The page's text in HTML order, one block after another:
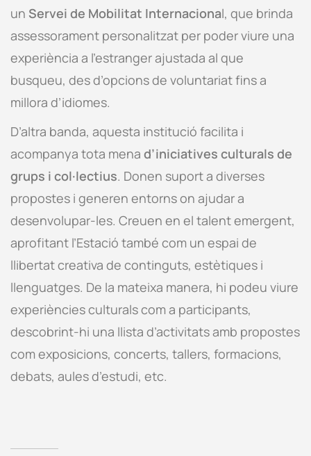
un Servei de Mobilitat Internacional, que brinda
assessorament personalitzat per poder viure una
experiència a l’estranger ajustada al que
busqueu, des d’opcions de voluntariat fins a
millora d’idiomes.
D’altra banda, aquesta institució facilita i
acompanya tota mena d’iniciatives culturals de
grups i col·lectius. Donen suport a diverses
propostes i generen entorns on ajudar a
desenvolupar-les. Creuen en el talent emergent,
aprofitant l’Estació també com un espai de
llibertat creativa de continguts, estètiques i
llenguatges. De la mateixa manera, hi podeu viure
experiències culturals com a participants,
descobrint-hi una llista d’activitats amb propostes
com exposicions, concerts, tallers, formacions,
debats, aules d’estudi, etc.